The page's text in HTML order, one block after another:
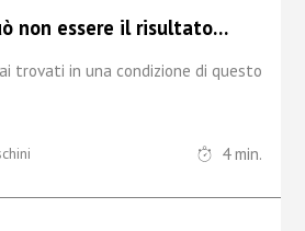
non essere il risultato…
trovati in una condizione di questo
4 min.